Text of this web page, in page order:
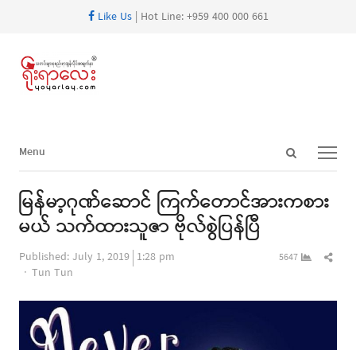
Like Us| Hot Line: +959 400 000 661
Open
Menu
Menu
မြန်မာ့ဂုဏ်ဆောင် ကြက်တောင်အားကစား
မယ် သက်ထားသူဇာ ဗိုလ်စွဲပြန်ပြီ
Published:July 1, 2019 1:28 pm
Author
Tun Tun
5647